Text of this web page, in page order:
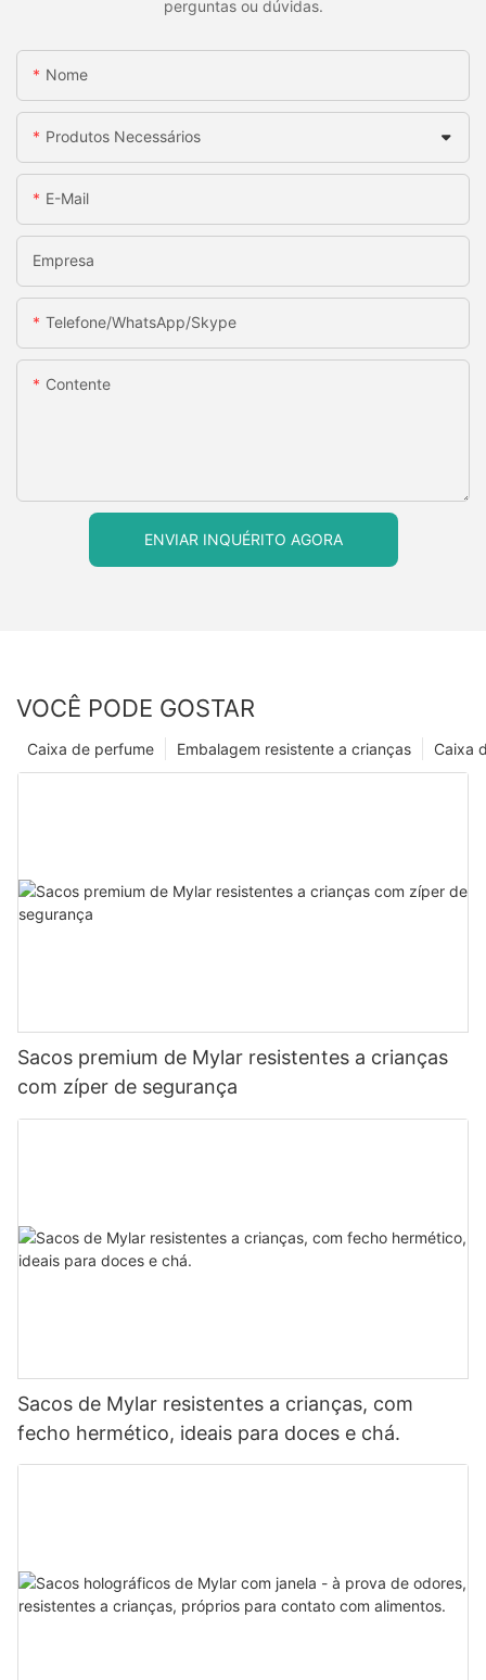
perguntas ou dúvidas.
Nome
Produtos Necessários
E-Mail
Empresa
Telefone/WhatsApp/Skype
Contente
ENVIAR INQUÉRITO AGORA
VOCÊ PODE GOSTAR
Caixa
Embalagem resistente a crianças
Caixa de perfume
Sacos premium de Mylar resistentes a crianças
com zíper de segurança
Sacos de Mylar resistentes a crianças, com
fecho hermético, ideais para doces e chá.